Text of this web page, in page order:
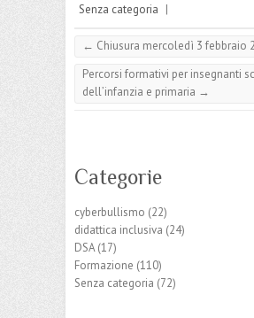
Senza categoria |
← Chiusura mercoledì 3 febbraio
Percorsi formativi per insegnanti
dell’infanzia e primaria →
Categorie
cyberbullismo (22)
didattica inclusiva (24)
DSA(17)
Formazione (110)
Senza categoria (72)